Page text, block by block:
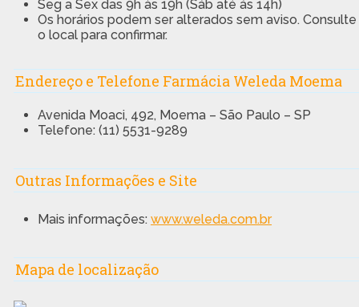
Seg a Sex das 9h às 19h (Sáb até ás 14h)
Os horários podem ser alterados sem aviso. Consulte
o local para confirmar.
Endereço e Telefone Farmácia Weleda Moema
Avenida Moaci, 492, Moema – São Paulo – SP
Telefone: (11) 5531-9289
Outras Informações e Site
Mais informações:www.weleda.com.br
Mapa de localização